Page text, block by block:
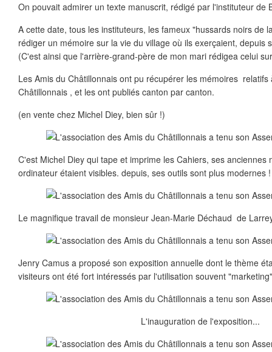
On pouvait admirer un texte manuscrit, rédigé par l'instituteur de
A cette date, tous les instituteurs, les fameux "hussards noirs de
rédiger un mémoire sur la vie du village où ils exerçaient, depuis
(C'est ainsi que l'arrière-grand-père de mon mari rédigea celui
Les Amis du Châtillonnais ont pu récupérer les mémoires relatifs
Châtillonnais , et les ont publiés canton par canton.
(en vente chez Michel Diey, bien sûr !)
C'est Michel Diey qui tape et imprime les Cahiers, ses anciennes
ordinateur étaient visibles. depuis, ses outils sont plus modernes !
Le magnifique travail de monsieur Jean-Marie Déchaud de
Jenry Camus a proposé son exposition annuelle dont le thème
visiteurs ont été fort intéressés par l'utilisation souvent
L'inauguration de l'exposition...